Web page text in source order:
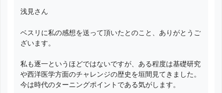
浅見さん
ベスリに私の感想を送って頂いたとのこと、ありがとうご
ざいます。
私も逐一というほどではないですが、ある程度は基礎研究
や西洋医学方面のチャレンジの歴史を垣間見てきました。
今は時代のターニングポイントである気がします。